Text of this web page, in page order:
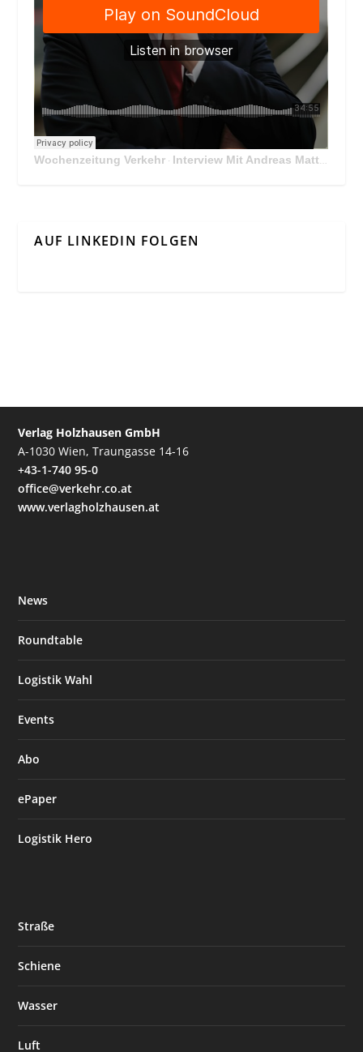
Wochenzeitung Verkehr · Interview Mit Andreas Matthä, CEO der ÖBB Holding
AUF LINKEDIN FOLGEN
Verlag Holzhausen GmbH
A-1030 Wien, Traungasse 14-16
+43-1-740 95-0
office@verkehr.co.at
www.verlagholzhausen.at
News
Roundtable
Logistik Wahl
Events
Abo
ePaper
Logistik Hero
Straße
Schiene
Wasser
Luft